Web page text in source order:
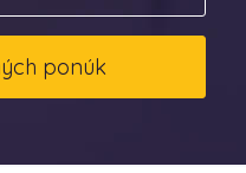
ponúk